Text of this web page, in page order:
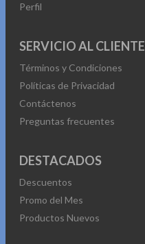
Perfil
SERVICIO AL CLIENTE
Términos y Condiciones
Políticas de Privacidad
Contáctenos
Preguntas frecuentes
DESTACADOS
Descuentos
Promo del Mes
Productos Nuevos